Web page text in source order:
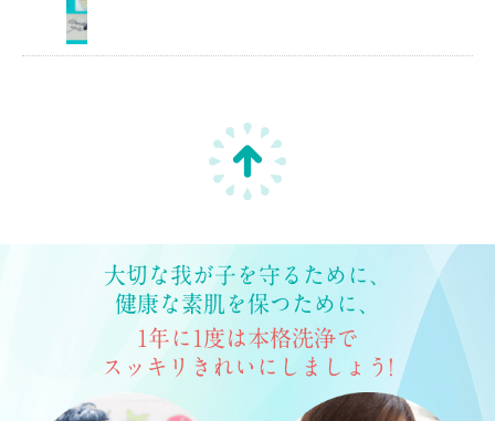
大切な我が子を守るために、
健康な素肌を保つために、
1年に1度は本格洗浄で
スッキリきれいにしましょう!